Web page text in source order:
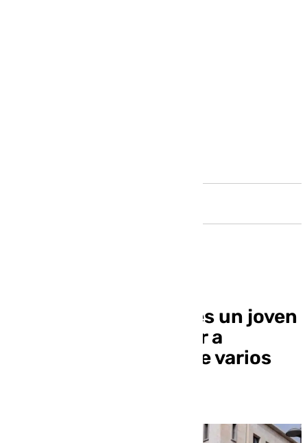
A juicio este miércoles un joven
acusado de embaucar a
menores en redes y de varios